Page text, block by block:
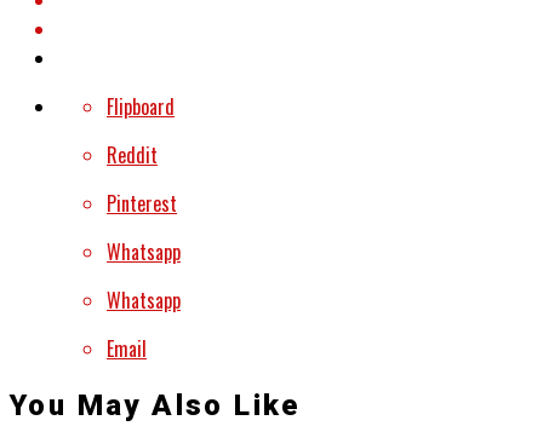
Flipboard
Reddit
Pinterest
Whatsapp
Whatsapp
Email
You May Also Like